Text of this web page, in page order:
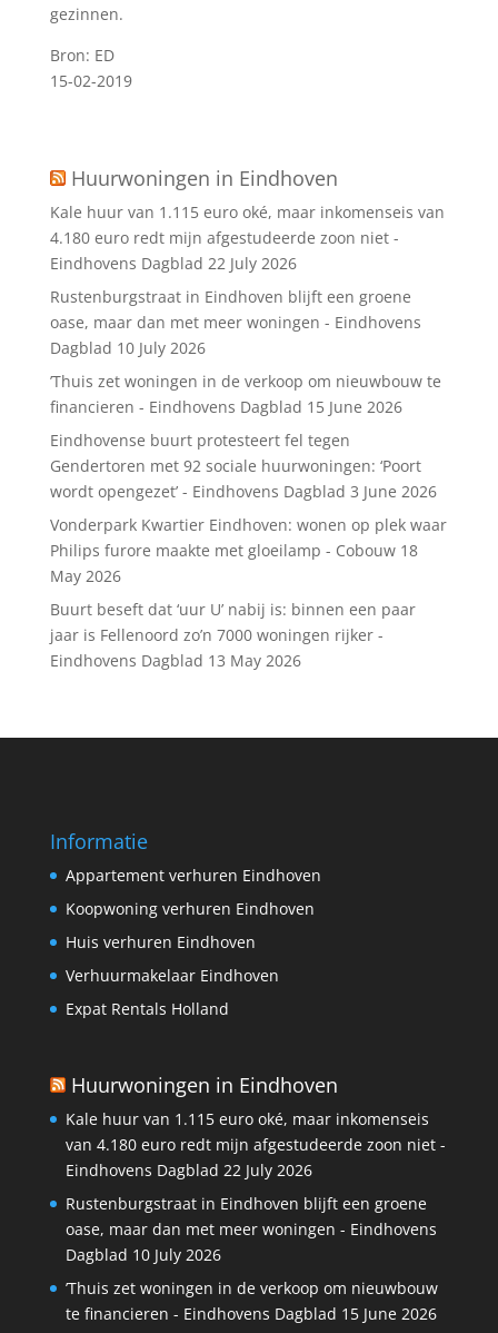
gezinnen.
Bron: ED
15-02-2019
Huurwoningen in Eindhoven
Kale huur van 1.115 euro oké, maar inkomenseis van
4.180 euro redt mijn afgestudeerde zoon niet -
Eindhovens Dagblad 22 July 2026
Rustenburgstraat in Eindhoven blijft een groene
oase, maar dan met meer woningen - Eindhovens
Dagblad 10 July 2026
’Thuis zet woningen in de verkoop om nieuwbouw te
financieren - Eindhovens Dagblad 15 June 2026
Eindhovense buurt protesteert fel tegen
Gendertoren met 92 sociale huurwoningen: ‘Poort
wordt opengezet’ - Eindhovens Dagblad 3 June 2026
Vonderpark Kwartier Eindhoven: wonen op plek waar
Philips furore maakte met gloeilamp - Cobouw 18
May 2026
Buurt beseft dat ‘uur U’ nabij is: binnen een paar
jaar is Fellenoord zo’n 7000 woningen rijker -
Eindhovens Dagblad 13 May 2026
Informatie
Appartement verhuren Eindhoven
Koopwoning verhuren Eindhoven
Huis verhuren Eindhoven
Verhuurmakelaar Eindhoven
Expat Rentals Holland
Huurwoningen in Eindhoven
Kale huur van 1.115 euro oké, maar inkomenseis
van 4.180 euro redt mijn afgestudeerde zoon niet -
Eindhovens Dagblad 22 July 2026
Rustenburgstraat in Eindhoven blijft een groene
oase, maar dan met meer woningen - Eindhovens
Dagblad 10 July 2026
’Thuis zet woningen in de verkoop om nieuwbouw
te financieren - Eindhovens Dagblad 15 June 2026